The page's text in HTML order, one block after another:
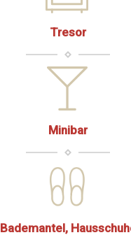
Tresor
Minibar
Bademantel,